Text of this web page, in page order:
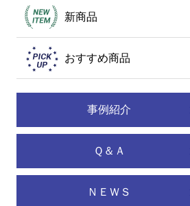
新商品
おすすめ商品
事例紹介
Ｑ＆Ａ
ＮＥＷＳ